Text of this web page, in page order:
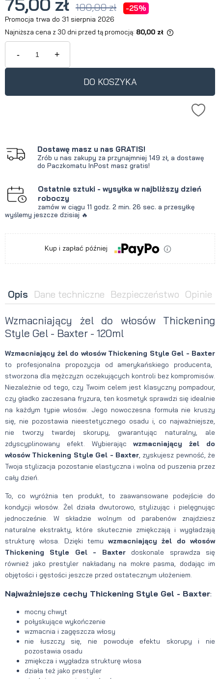
100,00 zł -25%
Promocja trwa do 31 sierpnia 2026
Najniższa cena z 30 dni przed tą promocją: 80,00 zł
Jeżeli produkt jest sprzedawany
krócej niż 30 dni, wyświetlana jest
produkt pojawił się w sprzedaży.
- +
DO KOSZYKA
Dostawę masz u nas GRATIS!
Zrób u nas zakupy za przynajmniej 149 zł, a dostawę
do Paczkomatu InPost masz gratis!
Ostatnie sztuki - wysyłka w najbliższy dzień
roboczy
zamów w ciągu 11 godz. 2 min. 26 sec. a przesyłkę
wyślemy jeszcze dzisiaj 🔥
Kup i zapłać później
Opis Dane techniczne Bezpieczeństwo Opinie
Wzmacniający żel do włosów Thickening
Style Gel - Baxter - 120ml
Wzmacniający żel do włosów Thickening Style Gel - Baxter
to profesjonalna propozycja od amerykańskiego producenta,
stworzona dla mężczyzn oczekujących kontroli bez kompromisów.
Niezależnie od tego, czy Twoim celem jest klasyczny pompadour,
czy gładko zaczesana fryzura, ten kosmetyk sprawdzi się idealnie
na każdym typie włosów. Jego nowoczesna formuła nie kruszy
się, nie pozostawia nieestetycznego osadu i, co najważniejsze,
nie tworzy twardej skorupy, gwarantując naturalny, ale
zdyscyplinowany efekt. Wybierającwzmacniający żel do
włosów Thickening Style Gel - Baxter, zyskujesz pewność, że
Twoja stylizacja pozostanie elastyczna i wolna od puszenia przez
cały dzień.
To, co wyróżnia ten produkt, to zaawansowane podejście do
kondycji włosów. Żel działa dwutorowo, stylizując i pielęgnując
jednocześnie. W składzie wolnym od parabenów znajdziesz
naturalne ekstrakty, które skutecznie zmiękczają i wygładzają
strukturę włosa. Dzięki temuwzmacniający żel do włosów
Thickening Style Gel - Baxterdoskonale sprawdza się
również jako prestyler nakładany na mokre pasma, dodając im
objętości i gęstości jeszcze przed ostatecznym ułożeniem.
Najważniejsze cechy Thickening Style Gel - Baxter:
mocny chwyt
połyskujące wykończenie
wzmacnia i zagęszcza włosy
nie łuszczy się, nie powoduje efektu skorupy i nie
pozostawia osadu
zmiękcza i wygładza strukturę włosa
działa też jako prestyler